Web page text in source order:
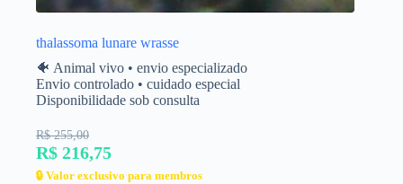
thalassoma lunare wrasse
🐠 Animal vivo • envio especializado
Envio controlado • cuidado especial
Disponibilidade sob consulta
R$ 255,00
R$ 216,75
🔒 Valor exclusivo para membros